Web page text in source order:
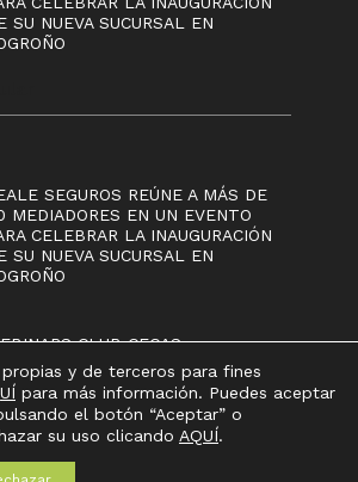
SU NUEVA SUCURSAL EN
SEGUROS REÚNE A MÁS DE
MEDIADORES EN UN EVENTO
CELEBRAR LA INAUGURACIÓN
SU NUEVA SUCURSAL EN
CLUB CECAS
-POLÍTICA DE PROTECCIÓN DE
y de terceros para fines
para más información. Puedes aceptar
el botón “Aceptar” o
su uso clicando AQUÍ.